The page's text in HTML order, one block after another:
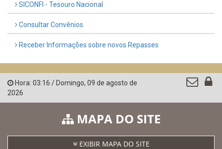
SICONFI - Tesouro Nacional
Consultar Convênios
Receber Informações sobre novos Repasses
Hora: 03:16 / Domingo, 09 de agosto de
2026
MAPA DO SITE
EXIBIR MAPA DO SITE